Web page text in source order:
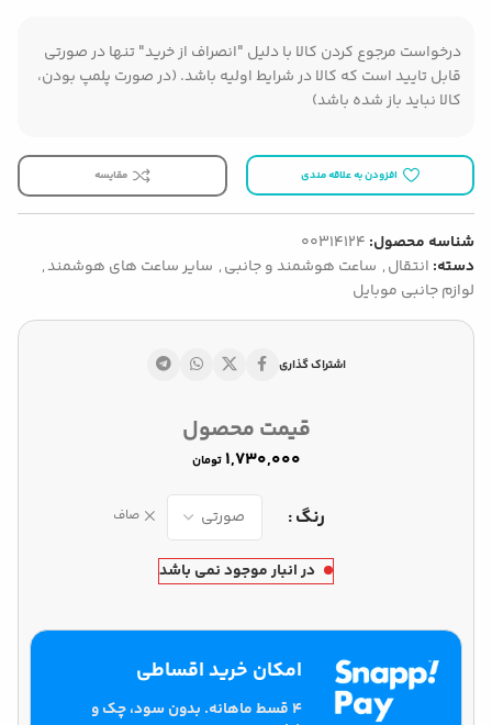
درخواست مرجوع کردن کالا با دلیل "انصراف از خرید" تنها در صورتی
قابل تایید است که کالا در شرایط اولیه باشد. (در صورت پلمپ بودن،
کالا نباید باز شده باشد)
افزودن به علاقه مندی مقایسه
شناسه محصول: 00314124
دسته: انتقال, ساعت هوشمند و جانبی, سایر ساعت های هوشمند,
لوازم جانبی موبایل
اشتراک گذاری
قیمت محصول
تومان
رنگ صاف
در انبار موجود نمی باشد
امکان خرید اقساطی
۴ قسط ماهانه. بدون سود، چک و